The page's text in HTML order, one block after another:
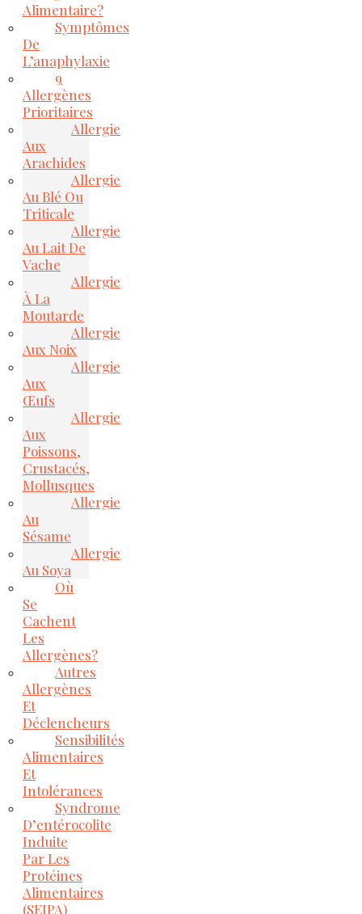
Alimentaire?
Symptômes
De
L’anaphylaxie
9
Allergènes
Prioritaires
Allergie
Aux
Arachides
Allergie
Au Blé Ou
Triticale
Allergie
Au Lait De
Vache
Allergie
À La
Moutarde
Allergie
Aux Noix
Allergie
Aux
Œufs
Allergie
Aux
Poissons,
Crustacés,
Mollusques
Allergie
Au
Sésame
Allergie
Au Soya
Où
Se
Cachent
Les
Allergènes?
Autres
Allergènes
Et
Déclencheurs
Sensibilités
Alimentaires
Et
Intolérances
Syndrome
D’entérocolite
Induite
Par Les
Protéines
Alimentaires
(SEIPA)